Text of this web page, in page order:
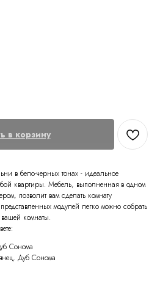
в корзину
в бело-черных тонах - идеальное
квартиры. Мебель, выполненная в одном
позволит вам сделать комнату
модулей легко можно собрать
комнаты.
Сонома
Дуб Сонома